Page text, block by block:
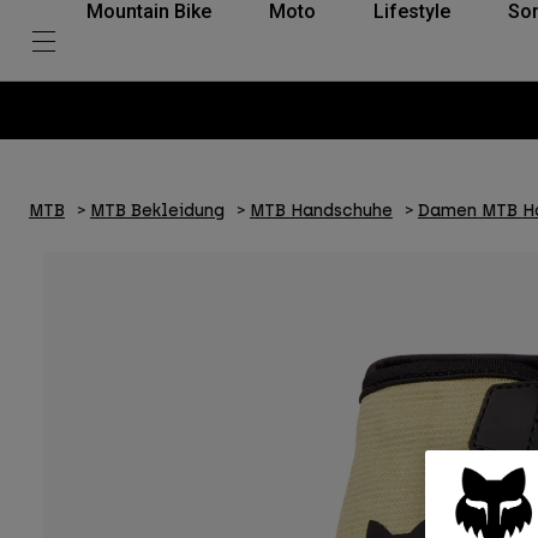
Mountain Bike Moto Lifestyle
MTB MTB Bekleidung MTB Handschuhe Damen MTB